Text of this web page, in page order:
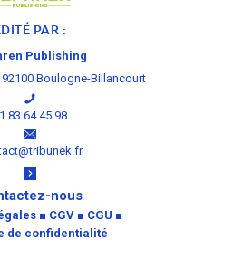
Se connecter
PAR :
Publishing
Boulogne-Billancourt
83 64 45 98
nous
■ CGV ■ CGU ■
de confidentialité